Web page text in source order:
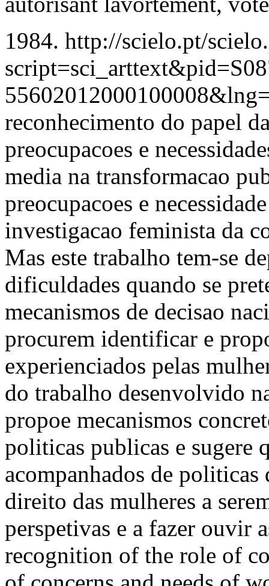
1984. http://scielo.pt/
reconhecimento do papel
preocupacoes e
media na transformacao
preocupacoes e
investigacao feminista da
Mas este trabalho tem-se
dificuldades quando se
mecanismos de decisao
procurem identificar e
experienciados pelas
do trabalho desenvolvido
propoe mecanismos
politicas publicas e sugere
acompanhados de
direito das mulheres a
perspetivas e a fazer ouvir
recognition of the role of